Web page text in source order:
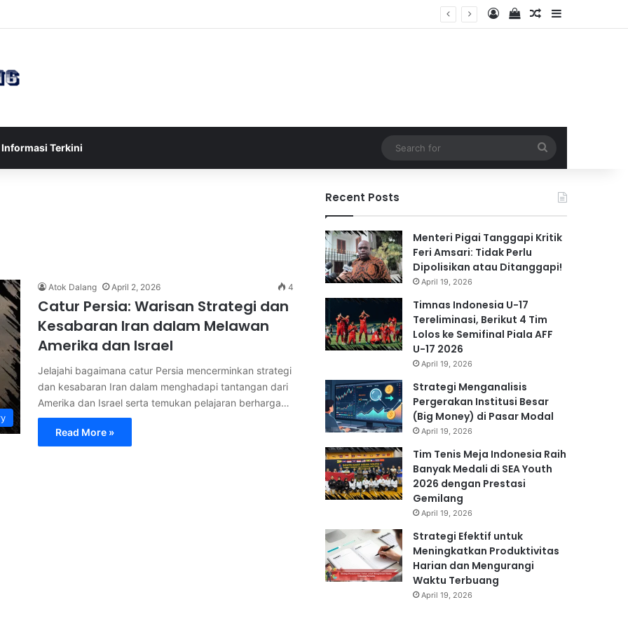
Log InView your
Random Article
Sidebar
Informasi Terkini
for
Atok Dalang April 2, 2026 4
Catur Persia: Warisan Strategi dan
Kesabaran Iran dalam Melawan
Amerika dan Israel
Jelajahi bagaimana catur Persia mencerminkan strategi
dan kesabaran Iran dalam menghadapi tantangan dari
Amerika dan Israel serta temukan pelajaran berharga…
Read More »
Recent Posts
Menteri Pigai Tanggapi Kritik
Feri Amsari: Tidak Perlu
Dipolisikan atau Ditanggapi!
April 19, 2026
Timnas Indonesia U-17
Tereliminasi, Berikut 4 Tim
Lolos ke Semifinal Piala AFF
U-17 2026
April 19, 2026
Strategi Menganalisis
Pergerakan Institusi Besar
(Big Money) di Pasar Modal
April 19, 2026
Tim Tenis Meja Indonesia Raih
Banyak Medali di SEA Youth
2026 dengan Prestasi
Gemilang
April 19, 2026
Strategi Efektif untuk
Meningkatkan Produktivitas
Harian dan Mengurangi
Waktu Terbuang
April 19, 2026